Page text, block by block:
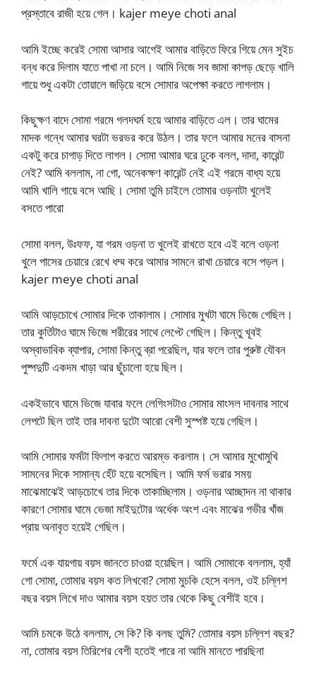
প্রস্তাবে রাজী হয়ে গেল। kajer meye choti anal
আমি ইচ্ছে করেই সোমা আসার আগেই আমার বাড়িতে ফিরে গিয়ে মেন সুইচ
বন্ধ করে দিলাম যাতে পাখা না চলে। আমি নিজে সব জামা কাপড় ছেড়ে খালি
গায়ে শুধু একটা তোয়ালে জড়িয়ে বসে সোমার অপেক্ষা করতে লাগলাম।
কিছুক্ষণ বাদে সোমা গরমে গলদঘর্ম হয়ে আমার বাড়িতে এল। তার ঘামের
মাদক গন্ধে আমার ঘরটা ভরভর করে উঠল। তার ফলে আমার মনের বাসনা
একটু করে চাগাড় দিতে লাগল। সোমা আমার ঘরে ঢুকে বলল, দাদা, কারেন্ট
নেই? আমি বললাম, না গো, অনেকক্ষণ কারেন্ট নেই এই গরমে বাধ্য হয়ে
আমি খালি গায়ে বসে আছি। সোমা তুমি চাইলে তোমার ওড়নাটা খুলেই
বসতে পারো
সোমা বলল, উঃফফ, যা গরম ওড়না ত খুলেই রাখতে হবে এই বলে ওড়না
খুলে পাসের চেয়ারে রেখে ধম্ম করে আমার সামনে রাখা চেয়ারে বসে পড়ল।
kajer meye choti anal
আমি আড়চোখে সোমার দিকে তাকালাম। সোমার মুখটা ঘামে ভিজে গেছিল।
তার কুর্তিটাও ঘামে ভিজে শরীরের সাথে লেপ্টে গেছিল। কিন্তু খূবই
অস্বাভাবিক ব্যাপার, সোমা কিন্তু ব্রা পরেছিল, যার ফলে তার পুরুষ্ট যৌবন
পুষ্পদুটি একদম খাড়া আর ছুঁচালো হয়ে ছিল।
একইভাবে ঘামে ভিজে যাবার ফলে লেগিংসটাও সোমার মাংসল দাবনার সাথে
লেপটে ছিল তাই তার দাবনা দুটো আরো বেশী সুস্পষ্ট হয়ে গেছিল।
আমি সোমার ফর্মটা ফিলাপ করতে আরম্ভ করলাম। সে আমার মুখোমুখি
সামনের দিকে সামান্য হেঁট হয়ে বসেছিল। আমি ফর্ম ভরার সময়
মাঝেমাঝেই আড়চোখে তার দিকে তাকাচ্ছিলাম। ওড়নার আচ্ছাদন না থাকার
কারণে সোমার ঘামে ভেজা মাইদুটোর অর্ধেক অংশ এবং মাঝের গভীর খাঁজ
প্রায় অনাবৃত হয়েই গেছিল।
ফর্মে এক যায়গায় বয়স জানতে চাওয়া হয়েছিল। আমি সোমাকে বললাম, হ্যাঁ
গো সোমা, তোমার বয়স কত লিখবো? সোমা মুচকি হেসে বলল, ওই চল্লিশ
বছর বয়স লিখে দাও আমার বয়স হয়ত তার থেকে কিছু বেশীই হবে।
আমি চমকে উঠে বললাম, সে কি? কি বলছ তুমি? তোমার বয়স চল্লিশ বছর?
না, তোমার বয়স তিরিশের বেশী হতেই পারে না আমি মানতে পারছিনা